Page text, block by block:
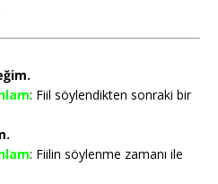
: Fiil söylendikten sonraki bir
: Fiilin söylenme zamanı ile